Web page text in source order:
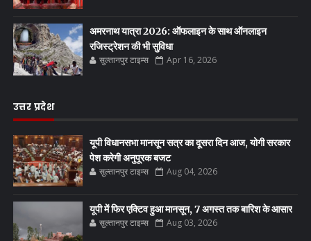
अमरनाथ यात्रा 2026: ऑफलाइन के साथ ऑनलाइन
रजिस्ट्रेशन की भी सुविधा
सुल्तानपुर टाइम्स Apr 16, 2026
उत्तर प्रदेश
यूपी विधानसभा मानसून सत्र का दूसरा दिन आज, योगी सरकार
पेश करेगी अनुपूरक बजट
सुल्तानपुर टाइम्स Aug 04, 2026
यूपी में फिर एक्टिव हुआ मानसून, 7 अगस्त तक बारिश के आसार
सुल्तानपुर टाइम्स Aug 03, 2026